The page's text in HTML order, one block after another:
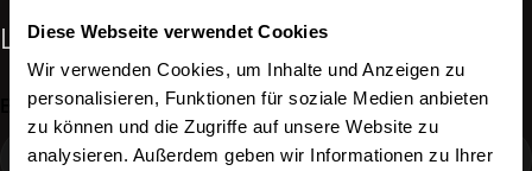
Diese Webseite verwendet Cookies
Wir verwenden Cookies, um Inhalte und Anzeigen zu
personalisieren, Funktionen für soziale Medien anbieten
zu können und die Zugriffe auf unsere Website zu
analysieren. Außerdem geben wir Informationen zu Ihrer
Log in
Email